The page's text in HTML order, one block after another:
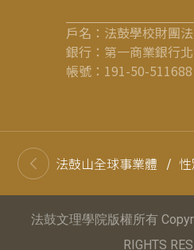
戶名：法鼓學校財團
銀行：第一商業銀行
帳號：191-50-511688
法鼓山全球事業體 /
法鼓文理學院版權所有
RIGHTS